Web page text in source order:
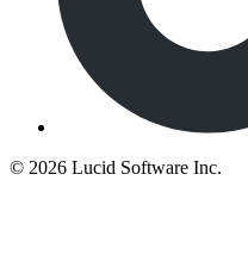
© 2026 Lucid Software Inc.